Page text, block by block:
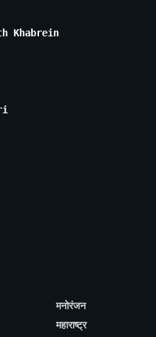
Khabrein
मनोरंजन
महाराष्ट्र